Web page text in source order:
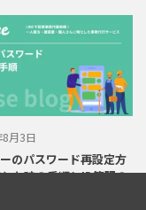
月3日
のパスワード再設定方
た時の手順とID管理の